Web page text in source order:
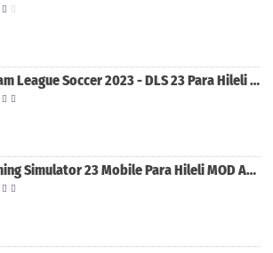
Dream League Soccer 2023 - DLS 23 Para Hileli MOD APK [v11.020]
Farming Simulator 23 Mobile Para Hileli MOD APK indir [v0.0.0.8]